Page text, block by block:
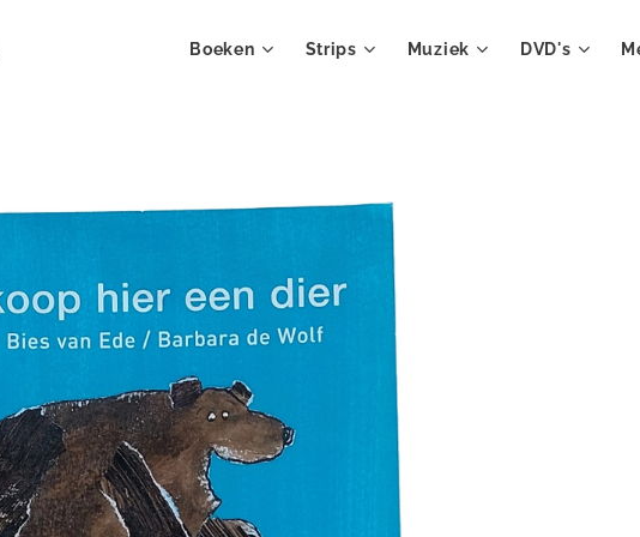
Boeken Strips Muziek DVD's